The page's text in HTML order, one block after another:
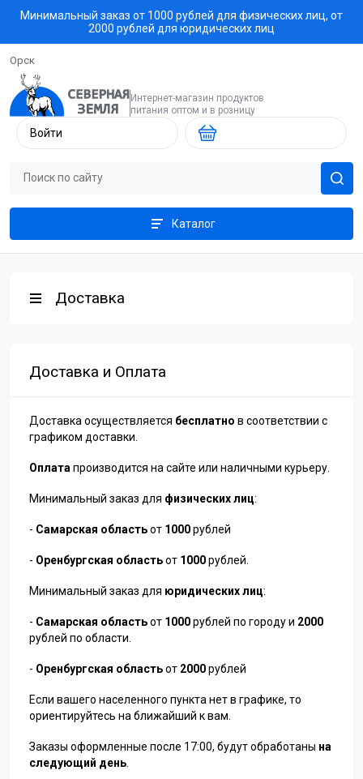
Минимальный заказ от 1000 рублей для физических лиц, от
2000 рублей для юридических лиц
Орск
Интернет-магазин продуктов
питания оптом и в розницу
Войти
Каталог
Доставка
Доставка и Оплата
Доставка осуществляется бесплатно в соответствии с
графиком доставки.
Оплата производится на сайте или наличными курьеру.
Минимальный заказ для физических лиц:
- Самарская областьот 1000рублей
- Оренбургская областьот 1000рублей.
Минимальный заказ для юридических лиц:
- Самарская областьот 1000рублей по городу и 2000
рублей по области.
- Оренбургская областьот 2000рублей
Если вашего населенного пункта нет в графике, то
ориентируйтесь на ближайший к вам.
Заказы оформленные после 17:00, будут обработаны на
следующий день